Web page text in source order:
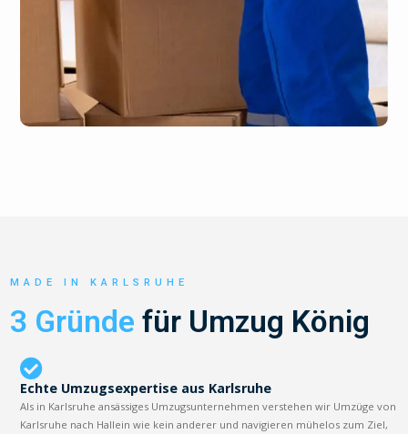
MADE IN KARLSRUHE
3 Gründe für Umzug König
Echte Umzugsexpertise aus Karlsruhe
Als in Karlsruhe ansässiges Umzugsunternehmen verstehen wir Umzüge von
Karlsruhe nach Hallein wie kein anderer und navigieren mühelos zum Ziel,